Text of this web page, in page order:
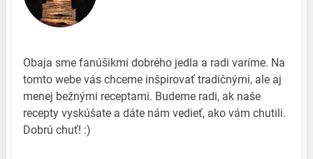
Obaja sme fanúšikmi dobrého jedla a radi varíme. Na
tomto webe vás chceme inšpirovať tradičnými, ale aj
menej bežnými receptami. Budeme radi, ak naše
recepty vyskúšate a dáte nám vedieť, ako vám chutili.
Dobrú chuť! :)